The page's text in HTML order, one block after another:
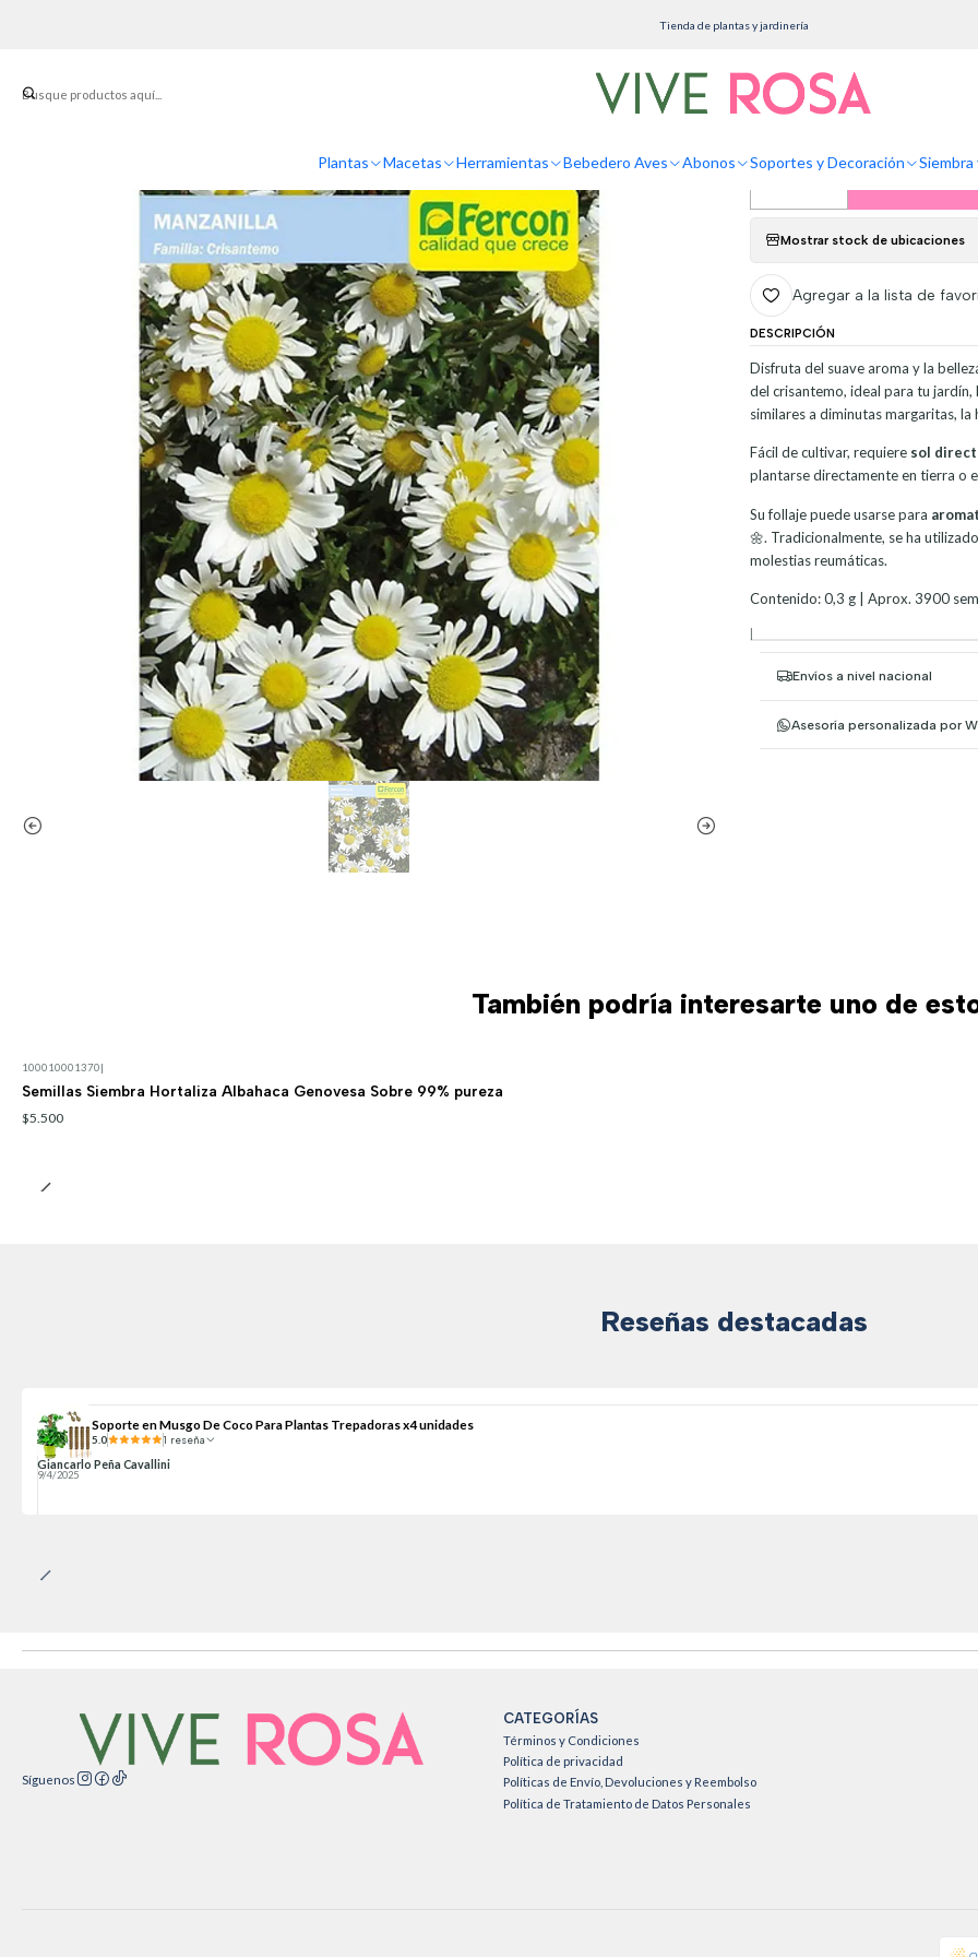
Plantas Macetas Herramientas Bebedero Aves Abonos Soportes y Decoración
Tienda de plantas y jardinería
Semillas Semillas Hortalizas Siembra Manzanilla Sobre 99%
Semillas
Cantidad
Mostrar stock de ubicaciones
Agregar a la lista de
DESCRIPCIÓN
Disfruta del suave aroma y la
del crisantemo, ideal para tu
similares a diminutas margaritas,
Fácil de cultivar, requiere sol
plantarse directamente en tierra o
Su follaje puede usarse para
🌼. Tradicionalmente, se ha
molestias reumáticas.
Contenido: 0,3 g | Aprox. 3900
Envíos a nivel nacional
Asesoría personalizada por
También podría interesarte uno de
100010001370|
Semillas Siembra Hortaliza Albahaca Genovesa Sobre 99% pureza
$5.500
Reseñas destacadas
Soporte en Musgo De Coco Para Plantas Trepadoras x4 unidades
5.0 1 reseña
Giancarlo Peña Cavallini
9/4/2025
Síguenos
CATEGORÍAS
Términos y Condiciones
Política de privacidad
Políticas de Envío, Devoluciones y Reembolso
Política de Tratamiento de Datos Personales